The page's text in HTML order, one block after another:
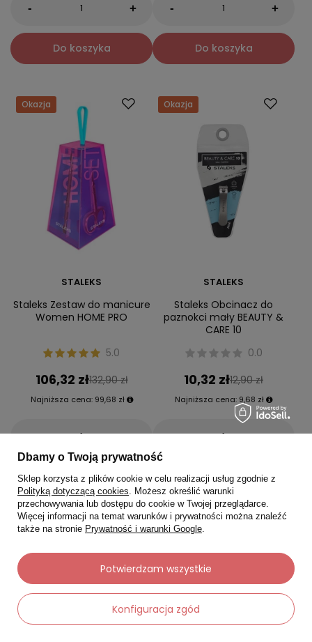
- +
Do koszyka
- +
Do koszyka
Okazja
STALEKS
Staleks Zestaw do manicure
Women HOME PRO
5.0
106,32 zł132,90 zł
Najniższa cena: 99,68 zł
- +
Do koszyka
Okazja
STALEKS
Staleks Obcinacz do
paznokci mały BEAUTY &
CARE 10
0.0
10,32 zł12,90 zł
Najniższa cena: 9,68 zł
- +
Do koszyka
Okazja Okazja
Dbamy o Twoją prywatność
Sklep korzysta z plików cookie w celu realizacji usług zgodnie z
Polityką dotyczącą cookies. Możesz określić warunki
przechowywania lub dostępu do cookie w Twojej przeglądarce.
Więcej informacji na temat warunków i prywatności można znaleźć
także na stronie Prywatność i warunki Google.
Konfiguracja zgód
Potwierdzam wszystkie